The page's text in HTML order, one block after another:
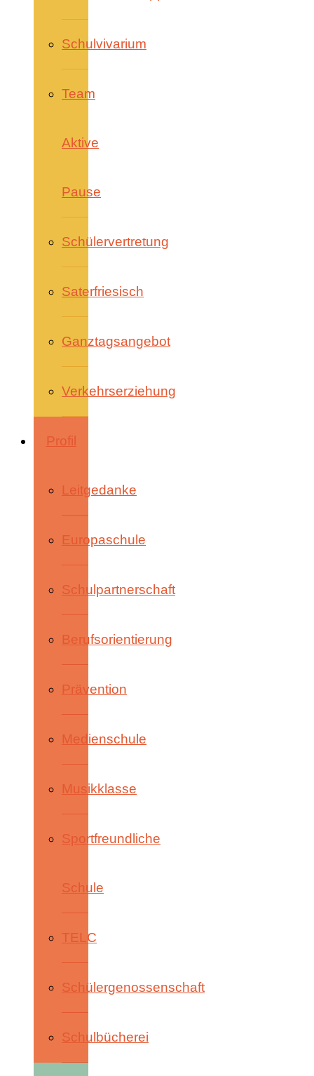
Schulvivarium
Team
Aktive
Pause
Schülervertretung
Saterfriesisch
Ganztagsangebot
Verkehrserziehung
Profil
Leitgedanke
Europaschule
Schulpartnerschaft
Berufsorientierung
Prävention
Medienschule
Musikklasse
Sportfreundliche
Schule
TELC
Schülergenossenschaft
Schulbücherei